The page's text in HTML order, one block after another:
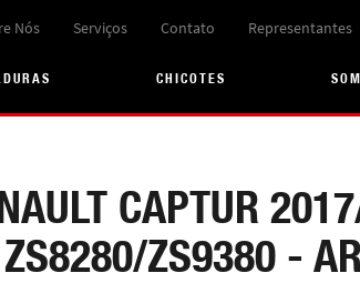
Nós Serviços Contato Representantes
CHICOTES
CAPTUR
ZS9380 -